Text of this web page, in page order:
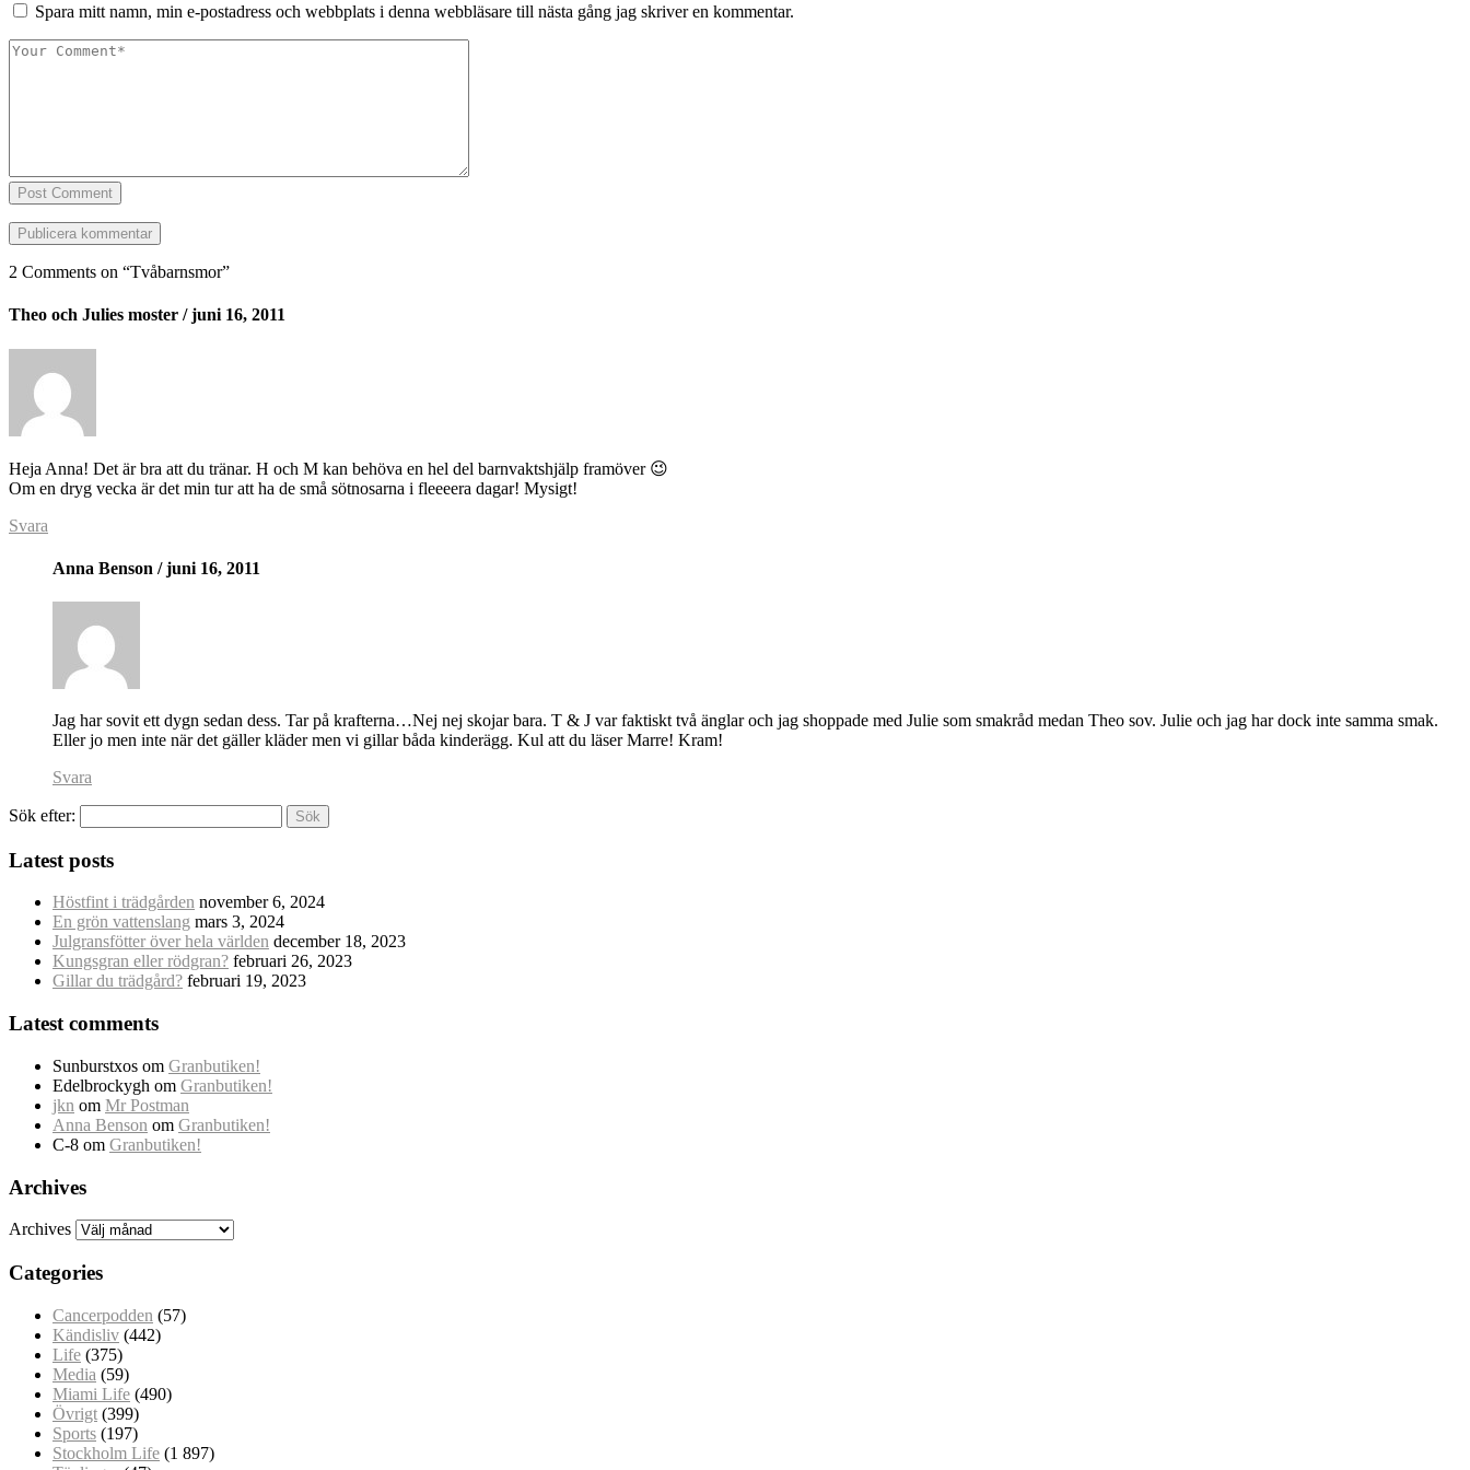
Spara mitt namn, min e-postadress och webbplats i denna webbläsare till nästa gång jag skriver en kommentar.
Post Comment
2 Comments on “Tvåbarnsmor”
Theo och Julies moster / juni 16, 2011
Heja Anna! Det är bra att du tränar. H och M kan behöva en hel del barnvaktshjälp framöver 😉
Om en dryg vecka är det min tur att ha de små sötnosarna i fleeeera dagar! Mysigt!
Svara
Anna Benson / juni 16, 2011
Jag har sovit ett dygn sedan dess. Tar på krafterna…Nej nej skojar bara. T & J var faktiskt två änglar och jag shoppade med Julie som smakråd medan Theo sov. Julie och jag har dock inte samma smak.
Eller jo men inte när det gäller kläder men vi gillar båda kinderägg. Kul att du läser Marre! Kram!
Svara
Sök efter:
Latest posts
Höstfint i trädgården november 6, 2024
En grön vattenslang mars 3, 2024
Julgransfötter över hela världen december 18, 2023
Kungsgran eller rödgran? februari 26, 2023
Gillar du trädgård? februari 19, 2023
Latest comments
Sunburstxos om Granbutiken!
Edelbrockygh om Granbutiken!
jkn om Mr Postman
Anna Benson om Granbutiken!
C-8 om Granbutiken!
Archives
Archives
Categories
Cancerpodden (57)
Kändisliv (442)
Life (375)
Media (59)
Miami Life (490)
Övrigt (399)
Sports (197)
Stockholm Life (1 897)